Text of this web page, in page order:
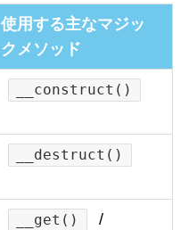
使用する主なマジッ
クメソッド
__construct()
__destruct()
__get() /